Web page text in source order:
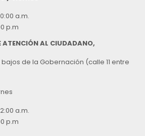
a.m.
p.m
ATENCIÓN AL CIUDADANO,
de la Gobernación (calle 11 entre
a.m.
p.m